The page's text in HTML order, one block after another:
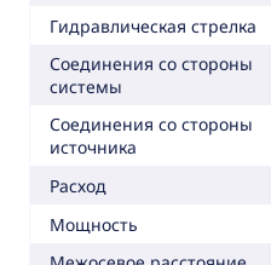
Гидравлическая стрелка
Соединения со стороны
системы
Соединения со стороны
источника
Расход
Мощность